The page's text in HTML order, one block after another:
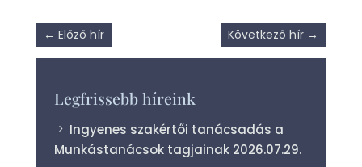
← Előző hír Következő hír →
Legfrissebb híreink
Ingyenes szakértői tanácsadás a
Munkástanácsok tagjainak 2026.07.29.